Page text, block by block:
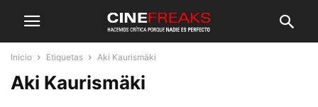
Inicio Etiquetas Aki Kaurismäki
Aki Kaurismäki